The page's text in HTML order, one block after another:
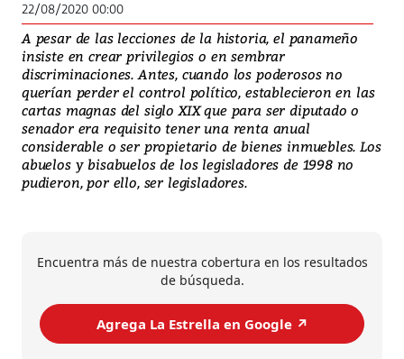
22/08/2020 00:00
A pesar de las lecciones de la historia, el panameño
insiste en crear privilegios o en sembrar
discriminaciones. Antes, cuando los poderosos no
querían perder el control político, establecieron en las
cartas magnas del siglo XIX que para ser diputado o
senador era requisito tener una renta anual
considerable o ser propietario de bienes inmuebles. Los
abuelos y bisabuelos de los legisladores de 1998 no
pudieron, por ello, ser legisladores.
Encuentra más de nuestra cobertura en los resultados
de búsqueda.
Agrega La Estrella en Google ↗️